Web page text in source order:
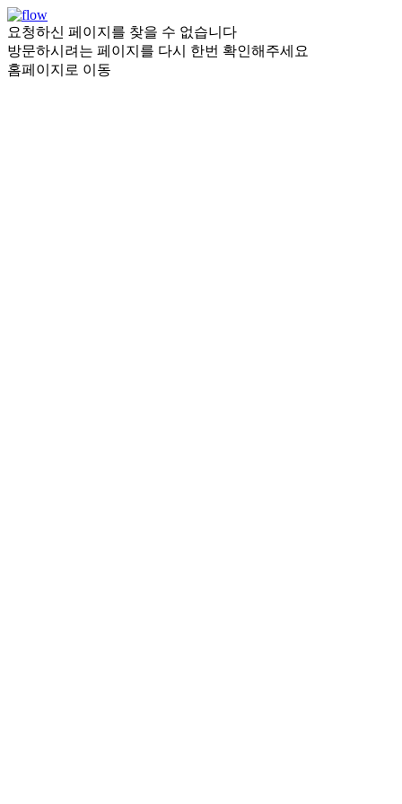
요청하신 페이지를 찾을 수 없습니다
방문하시려는 페이지를 다시 한번 확인해주세요
홈페이지로 이동